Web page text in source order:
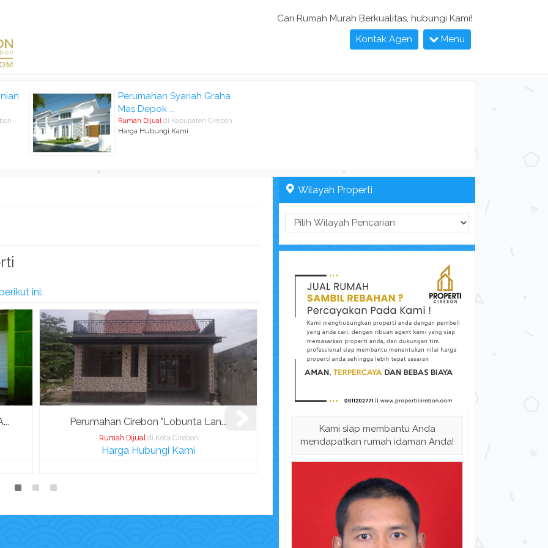
Cari Rumah Murah Berkualitas, hubungi Kami!
Kontak Agen
Menu
Perumahan Syariah Graha
Mas Depok ...
Rumah Dijual di Kabupaten Cirebon
Harga Hubungi Kami
ini:
Perumahan Cirebon "Lobunta Lan...
Rumah Dijual di Kota Cirebon
Harga Hubungi Kami
Rumah Dijual di Kabupaten Cirebon
Harga Hubungi Kami
Wilayah Properti
Kami siap membantu Anda
mendapatkan rumah idaman Anda!